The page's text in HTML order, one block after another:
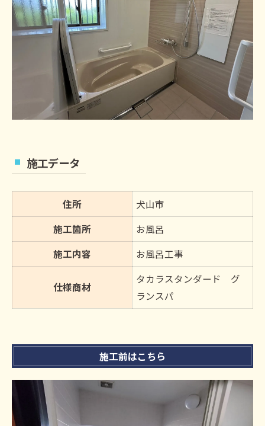
施工データ
住所
犬山市
施工箇所
お風呂
施工内容
お風呂工事
仕様商材
タカラスタンダード グ
ランスパ
施工前はこちら